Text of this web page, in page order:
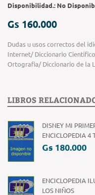
Disponibilidad.: No
Gs 160.000
Dudas u usos correctos del
Internet/ Diccionario
Ortografia/ Diccionario de la
LIBROS
DISNEY MI
ENCICLOPEDIA 4
Gs 180.000
ENCICLOPEDIA
LOS NIÑOS